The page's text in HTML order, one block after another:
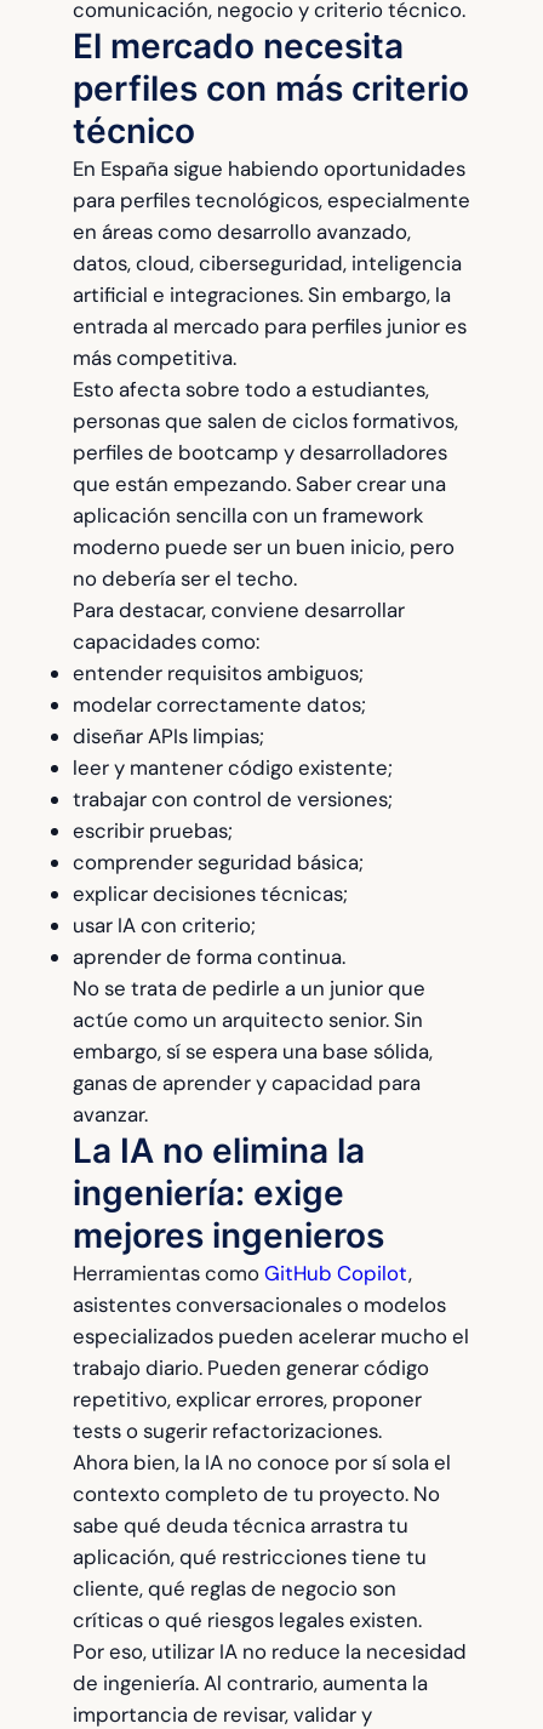
comunicación, negocio y criterio técnico.
El mercado necesita
perfiles con más criterio
técnico
En España sigue habiendo oportunidades
para perfiles tecnológicos, especialmente
en áreas como desarrollo avanzado,
datos, cloud, ciberseguridad, inteligencia
artificial e integraciones. Sin embargo, la
entrada al mercado para perfiles junior es
más competitiva.
Esto afecta sobre todo a estudiantes,
personas que salen de ciclos formativos,
perfiles de bootcamp y desarrolladores
que están empezando. Saber crear una
aplicación sencilla con un framework
moderno puede ser un buen inicio, pero
no debería ser el techo.
Para destacar, conviene desarrollar
capacidades como:
entender requisitos ambiguos;
modelar correctamente datos;
diseñar APIs limpias;
leer y mantener código existente;
trabajar con control de versiones;
escribir pruebas;
comprender seguridad básica;
explicar decisiones técnicas;
usar IA con criterio;
aprender de forma continua.
No se trata de pedirle a un junior que
actúe como un arquitecto senior. Sin
embargo, sí se espera una base sólida,
ganas de aprender y capacidad para
avanzar.
La IA no elimina la
ingeniería: exige
mejores ingenieros
Herramientas comoGitHub Copilot,
asistentes conversacionales o modelos
especializados pueden acelerar mucho el
trabajo diario. Pueden generar código
repetitivo, explicar errores, proponer
tests o sugerir refactorizaciones.
Ahora bien, la IA no conoce por sí sola el
contexto completo de tu proyecto. No
sabe qué deuda técnica arrastra tu
aplicación, qué restricciones tiene tu
cliente, qué reglas de negocio son
críticas o qué riesgos legales existen.
Por eso, utilizar IA no reduce la necesidad
de ingeniería. Al contrario, aumenta la
importancia de revisar, validar y